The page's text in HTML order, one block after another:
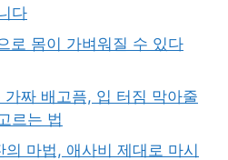
다
로 몸이 가벼워질 수 있다
짜 배고픔, 입 터짐 막아줄
르는 법
의 마법, 애사비 제대로 마시